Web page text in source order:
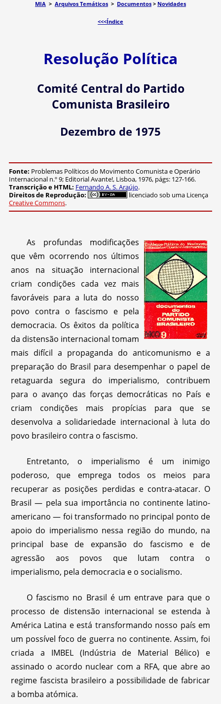
MIA > Arquivos Temáticos > Documentos > Novidades
<<<Índice
Resolução Política
Comité Central do Partido
Comunista Brasileiro
Dezembro de 1975
Fonte: Problemas Políticos do Movimento Comunista e Operário
Internacional n.º 9; Editorial Avante!, Lisboa, 1976, págs: 127-166.
Transcrição e HTML: Fernando A. S. Araújo.
Direitos de Reprodução:
licenciado sob uma Licença
Creative Commons.
As profundas modificações
que vêm ocorrendo nos últimos
anos na situação internacional
criam condições cada vez mais
favoráveis para a luta do nosso
povo contra o fascismo e pela
democracia. Os êxitos da política
da distensão internacional tomam
mais difícil a propaganda do anticomunismo e a
preparação do Brasil para desempenhar o papel de
retaguarda segura do imperialismo, contribuem
para o avanço das forças democráticas no País e
criam condições mais propícias para que se
desenvolva a solidariedade internacional à luta do
povo brasileiro contra o fascismo.
Entretanto, o imperialismo é um inimigo
poderoso, que emprega todos os meios para
recuperar as posições perdidas e contra-atacar. O
Brasil — pela sua importância no continente latino-
americano — foi transformado no principal ponto de
apoio do imperialismo nessa região do mundo, na
principal base de expansão do fascismo e de
agressão aos povos que lutam contra o
imperialismo, pela democracia e o socialismo.
O fascismo no Brasil é um entrave para que o
processo de distensão internacional se estenda à
América Latina e está transformando nosso país em
um possível foco de guerra no continente. Assim, foi
criada a IMBEL (Indústria de Material Bélico) e
assinado o acordo nuclear com a RFA, que abre ao
regime fascista brasileiro a possibilidade de fabricar
a bomba atómica.